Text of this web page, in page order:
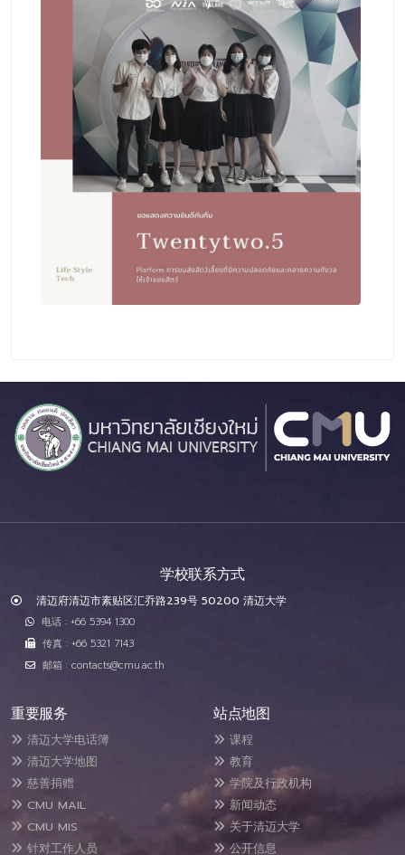
学校联系方式
清迈府清迈市素贴区汇乔路239号 50200 清迈大学
电话 : +66 5394 1300
传真 : +66 5321 7143
邮箱 : contacts@cmu.ac.th
重要服务
清迈大学电话簿
清迈大学地图
慈善捐赠
CMU MAIL
CMU MIS
针对工作人员
站点地图
课程
教育
学院及行政机构
新闻动态
关于清迈大学
公开信息